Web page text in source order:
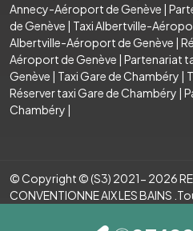
Annecy-Aéroport de Genève |
de Genève | Taxi Albertville-
Albertville-Aéroport de Genève |
Aéroport de Genève | Partenariat
Genève | Taxi Gare de Chambéry |
Réserver taxi Gare de Chambéry |
Chambéry |
© Copyright © (S3) 2021- 2026
CONVENTIONNE AIX LES BAINS